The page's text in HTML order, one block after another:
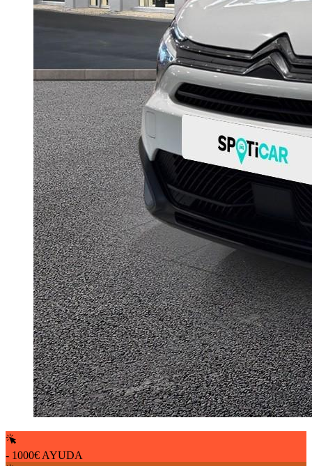
- 1000€ AYUDA